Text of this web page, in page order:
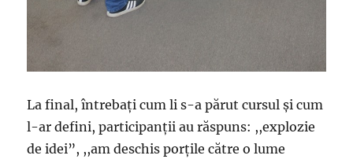
La final, întrebaţi cum li s-a părut cursul şi cum
l-ar defini, participanţii au răspuns: ,,explozie
de idei”, ,,am deschis porţile către o lume